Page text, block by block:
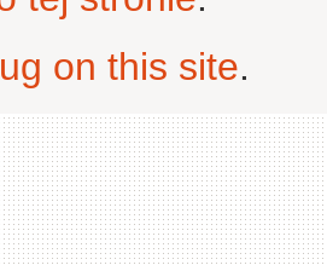
on this site.